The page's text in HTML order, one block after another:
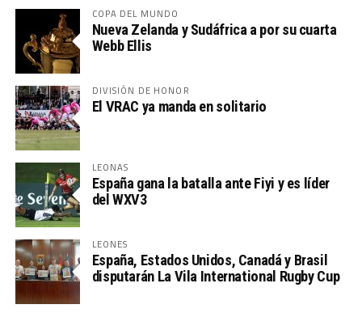
COPA DEL MUNDO
Nueva Zelanda y Sudáfrica a por su cuarta
Webb Ellis
DIVISIÓN DE HONOR
El VRAC ya manda en solitario
LEONAS
España gana la batalla ante Fiyi y es líder
del WXV3
LEONES
España, Estados Unidos, Canadá y Brasil
disputarán La Vila International Rugby Cup